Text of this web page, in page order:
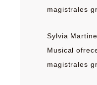
magistrales
Sylvia
Musical
magistrales